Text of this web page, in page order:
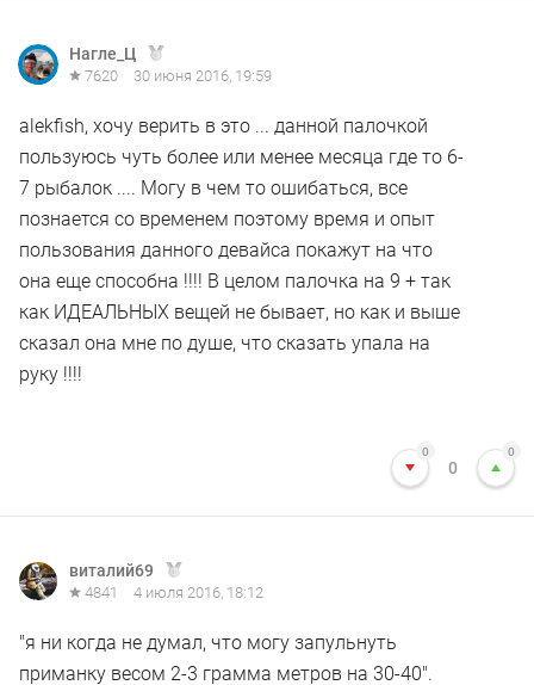
Нагле_Ц
7620 30 июня 2016, 19:59
alekfish, хочу верить в это ... данной палочкой
пользуюсь чуть более или менее месяца где то 6-
7 рыбалок .... Могу в чем то ошибаться, все
познается со временем поэтому время и опыт
пользования данного девайса покажут на что
она еще способна !!!! В целом палочка на 9 + так
как ИДЕАЛЬНЫХ вещей не бывает, но как и выше
сказал она мне по душе, что сказать упала на
руку !!!!
0
0
0
виталий69
4841 4 июля 2016, 18:12
"я ни когда не думал, что могу запульнуть
приманку весом 2-3 грамма метров на 30-40".